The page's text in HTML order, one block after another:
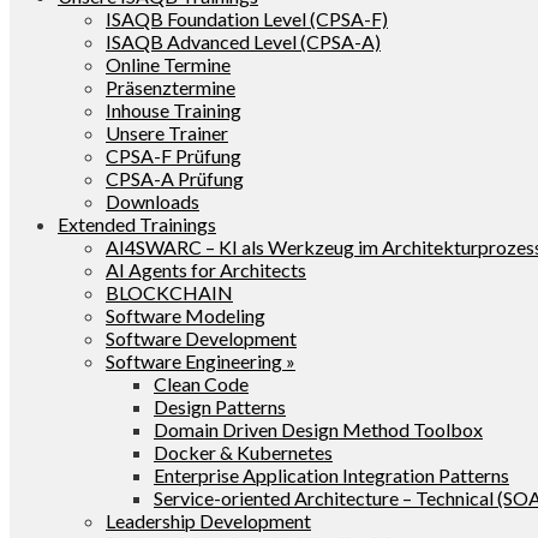
ISAQB Foundation Level (CPSA-F)
ISAQB Advanced Level (CPSA-A)
Online Termine
Präsenztermine
Inhouse Training
Unsere Trainer
CPSA-F Prüfung
CPSA-A Prüfung
Downloads
Extended Trainings
AI4SWARC – KI als Werkzeug im
AI Agents for Architects
BLOCKCHAIN
Software Modeling
Software Development
Software Engineering »
Clean Code
Design Patterns
Domain Driven Design Method Toolbox
Docker & Kubernetes
Enterprise Application Integration Patterns
Service-oriented Architecture – Technical
Leadership Development